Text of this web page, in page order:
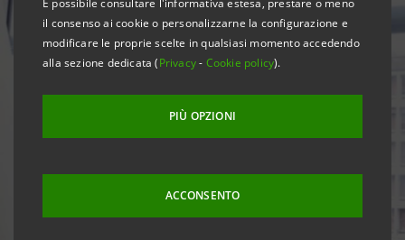
È possibile consultare l'informativa estesa, prestare o meno
il consenso ai cookie o personalizzarne la configurazione e
modificare le proprie scelte in qualsiasi momento accedendo
alla sezione dedicata (Privacy- Cookie policy).
PIÙ OPZIONI
ACCONSENTO